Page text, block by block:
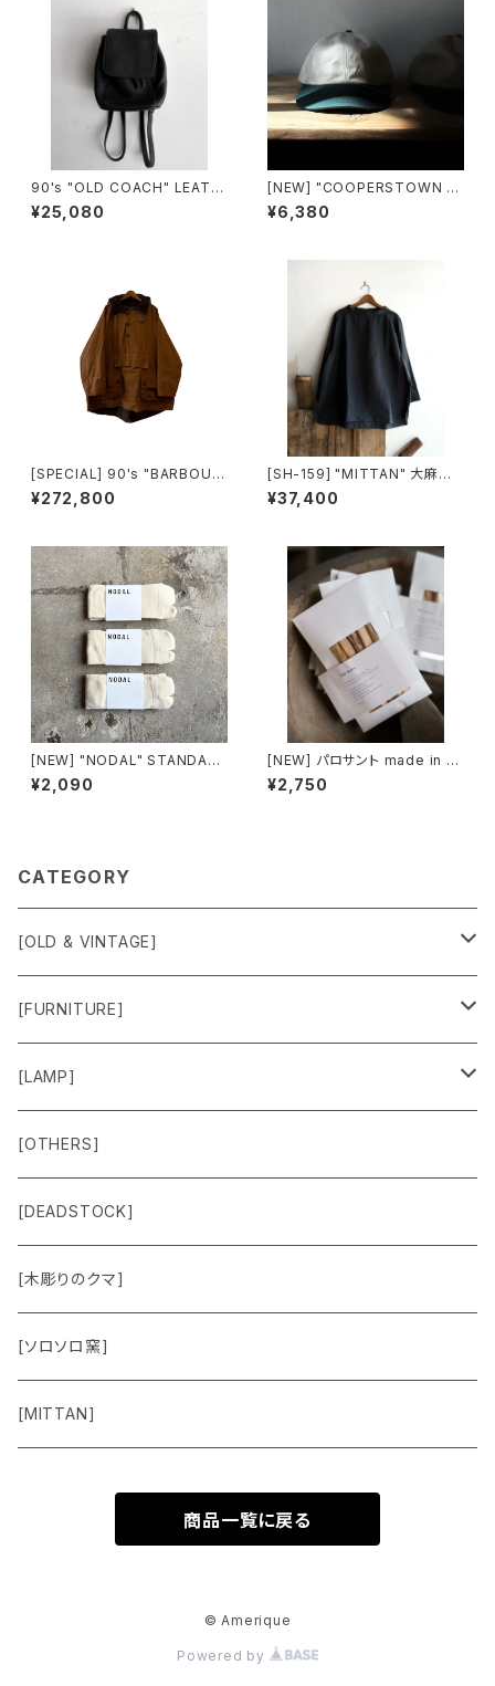
90's "OLD COACH" LEATH
ER SMALL BACKPACK mad
e in USA
¥25,080
[NEW] "COOPERSTOWN B
ALL CAP" 2-tone TWILL C
AP made in USA
¥6,380
[SPECIAL] 90's "BARBOUR
/ LONGSHOREMAN" SMOC
K made in ENGLAND
¥272,800
[SH-159] "MITTAN" 大麻長
袖プルオーバー 高密度
¥37,400
[NEW] "NODAL" STANDAR
D SOX made in JAPAN
¥2,090
[NEW] パロサント made in Ec
uador
¥2,750
CATEGORY
[OLD & VINTAGE]
Sweat & Knit
Shirts
Outer
Jacket
Cut＆Sewn
Vest
Pants
[FURNITURE]
Chair
Box
Others
[LAMP]
Lamp
Lamp Parts
[OTHERS]
[DEADSTOCK]
[木彫りのクマ]
[ソロソロ窯]
[MITTAN]
商品一覧に戻る
© Amerique
Powered by